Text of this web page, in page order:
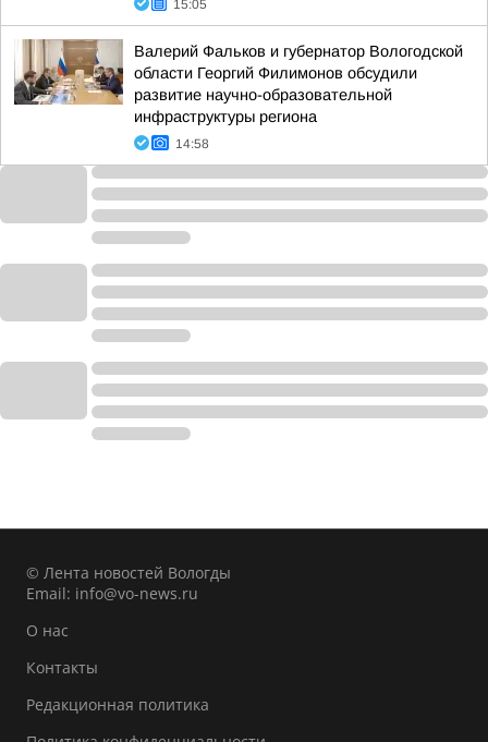
15:05
Валерий Фальков и губернатор Вологодской
области Георгий Филимонов обсудили
развитие научно-образовательной
инфраструктуры региона
14:58
© Лента новостей Вологды
Email: info@vo-news.ru
О нас
Контакты
Редакционная политика